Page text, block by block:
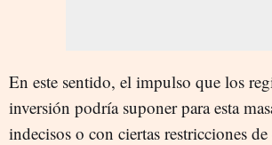
En este sentido, el impulso que los
inversión podría suponer para esta
indecisos o con ciertas restricciones